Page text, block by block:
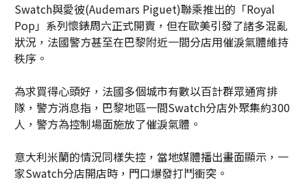
Swatch與愛彼(Audemars Piguet)聯乘推出的「Royal
Pop」系列懷錶周六正式開賣，但在歐美引發了諸多混亂
狀況，法國警方甚至在巴黎附近一間分店用催淚氣體維持
秩序。
為求買得心頭好，法國多個城市有數以百計群眾通宵排
隊，警方消息指，巴黎地區一間Swatch分店外聚集約300
人，警方為控制場面施放了催淚氣體。
意大利米蘭的情況同樣失控，當地媒體播出畫面顯示，一
家Swatch分店開店時，門口爆發打鬥衝突。